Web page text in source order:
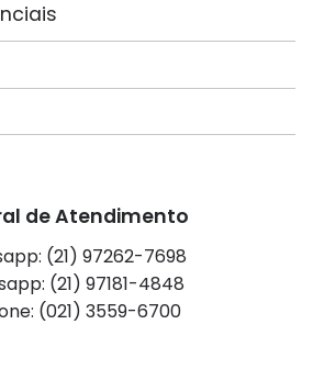
de Atendimento
(21) 97262-7698
(21) 97181-4848
(021) 3559-6700